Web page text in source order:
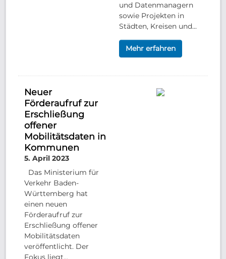
und Datenmanagern
sowie Projekten in
Städten, Kreisen und...
Mehr erfahren
Neuer
Förderaufruf zur
Erschließung
offener
Mobilitätsdaten in
Kommunen
5. April 2023
Das Ministerium für
Verkehr Baden-
Württemberg hat
einen neuen
Förderaufruf zur
Erschließung offener
Mobilitätsdaten
veröffentlicht. Der
Fokus liegt...